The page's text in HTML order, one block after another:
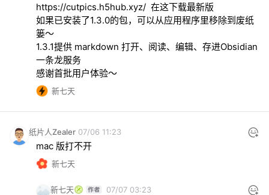
https://cutpics.h5hub.xyz/
  在这下载最新版
如果已安装了1.3.0的包，可以从应用程序里移除到废纸
篓～
1.3.1提供 markdown 打开、阅读、编辑、存进Obsidian
一条龙服务
感谢首批用户体验～
新七天
纸片人Zealer 07/06 11:23
mac 版打不开
新七天
新七天 07/07 03:23